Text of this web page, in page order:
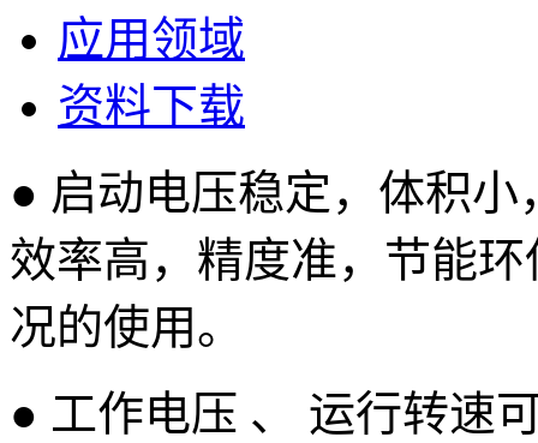
应用领域
资料下载
● 启动电压稳定，体积
效率高，精度准，节能
况的使用。
● 工作电压 、 运行转速